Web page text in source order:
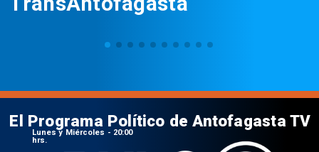
El Programa Político de Antofagasta TV
Lunes y Miércoles - 20:00
hrs.